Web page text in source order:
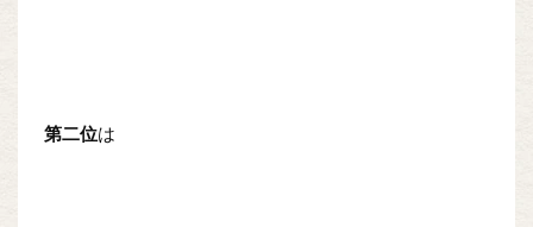
第二位は